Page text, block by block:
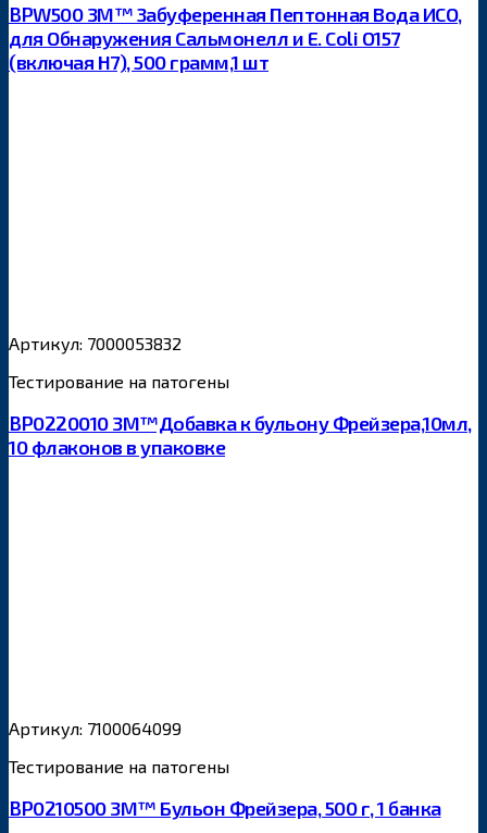
BPW500 3M™ Забуференная Пептонная Вода ИСО,
для Обнаружения Сальмонелл и E. Coli O157
(включая H7), 500 грамм,1 шт
Артикул: 7000053832
Тестирование на патогены
BP0220010 3М™Добавка к бульону Фрейзера,10мл,
10 флаконов в упаковке
Артикул: 7100064099
Тестирование на патогены
BP0210500 3M™ Бульон Фрейзера, 500 г, 1 банка